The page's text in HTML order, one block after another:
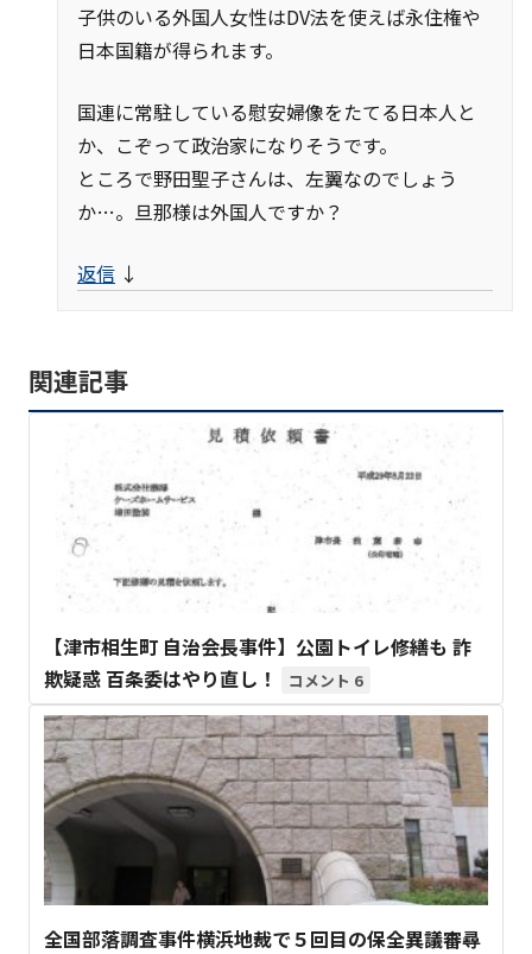
子供のいる外国人女性はDV法を使えば永住権や
日本国籍が得られます。
国連に常駐している慰安婦像をたてる日本人と
か、こぞって政治家になりそうです。
ところで野田聖子さんは、左翼なのでしょう
か…。旦那様は外国人ですか？
返信 ↓
関連記事
【津市相生町 自治会長事件】公園トイレ修繕も 詐
欺疑惑 百条委はやり直し！
6
全国部落調査事件横浜地裁で５回目の保全異議審尋